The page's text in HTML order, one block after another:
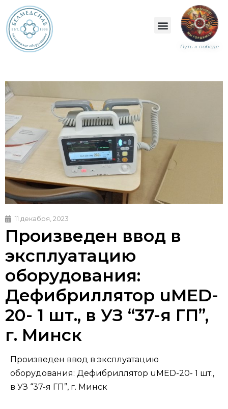
Путь к победе
11 декабря, 2023
Произведен ввод в
эксплуатацию
оборудования:
Дефибриллятор uMED-
20- 1 шт., в УЗ “37-я ГП”,
г. Минск
Произведен ввод в эксплуатацию
оборудования: Дефибриллятор uMED-20- 1 шт.,
в УЗ “37-я ГП”, г. Минск